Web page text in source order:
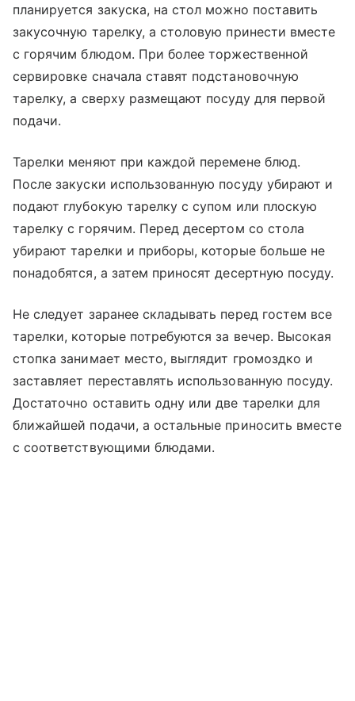
планируется закуска, на стол можно поставить
закусочную тарелку, а столовую принести вместе
с горячим блюдом. При более торжественной
сервировке сначала ставят подстановочную
тарелку, а сверху размещают посуду для первой
подачи.
Тарелки меняют при каждой перемене блюд.
После закуски использованную посуду убирают и
подают глубокую тарелку с супом или плоскую
тарелку с горячим. Перед десертом со стола
убирают тарелки и приборы, которые больше не
понадобятся, а затем приносят десертную посуду.
Не следует заранее складывать перед гостем все
тарелки, которые потребуются за вечер. Высокая
стопка занимает место, выглядит громоздко и
заставляет переставлять использованную посуду.
Достаточно оставить одну или две тарелки для
ближайшей подачи, а остальные приносить вместе
с соответствующими блюдами.